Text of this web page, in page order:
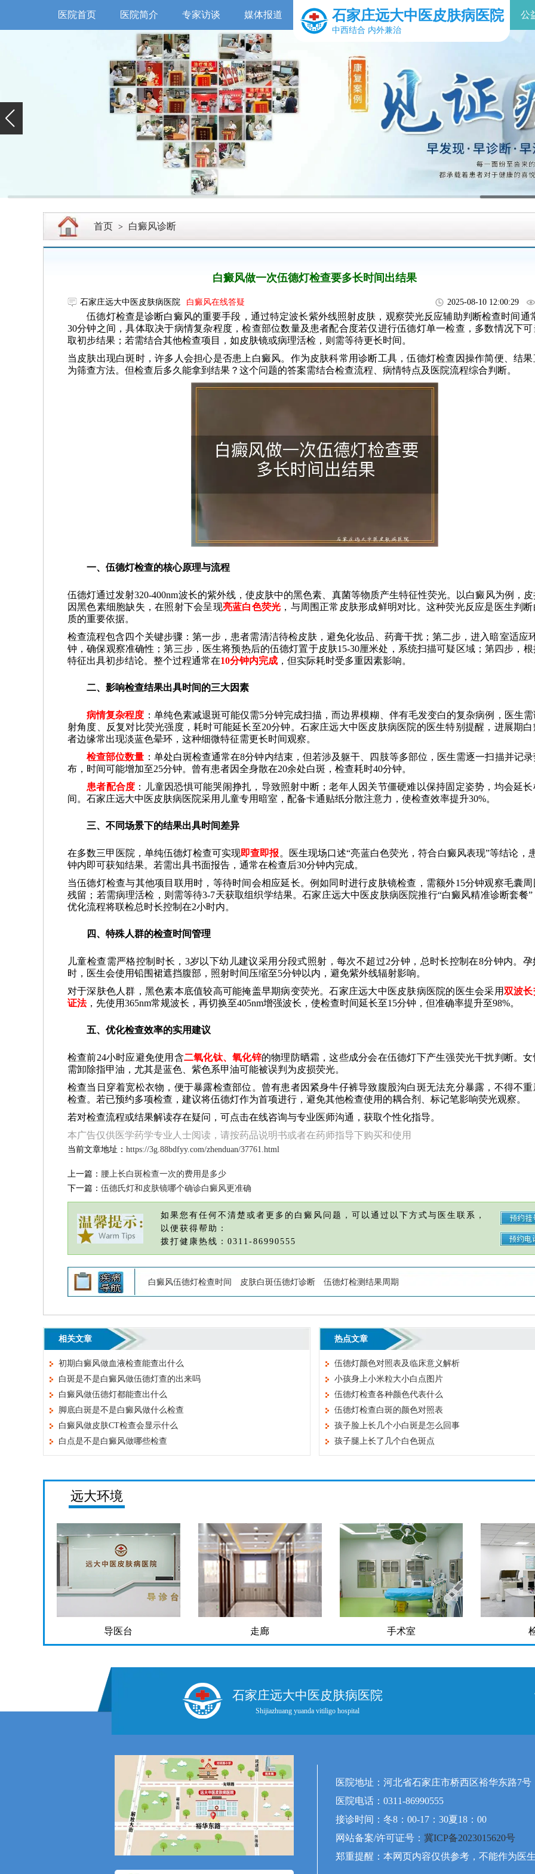
医院首页 医院简介 专家访谈 媒体报道 石家庄远大中医皮肤病医院
中西结合 内外兼治
公
首页 > 白癜风诊断
白癜风做一次伍德灯检查要多长时间出结果
石家庄远大中医皮肤病医院 白癜风在线答疑 2025-08-10 12:00:29
伍德灯检查是诊断白癜风的重要手段，通过特定波长紫外线照射皮肤，观察荧光反应辅助判断检查时间通
30分钟之间，具体取决于病情复杂程度，检查部位数量及患者配合度若仅进行伍德灯单一检查，多数情况下
取初步结果；若需结合其他检查项目，如皮肤镜或病理活检，则需等待更长时间。
当皮肤出现白斑时，许多人会担心是否患上白癜风。作为皮肤科常用诊断工具，伍德灯检查因操作简便、结果
为筛查方法。但检查后多久能拿到结果？这个问题的答案需结合检查流程、病情特点及医院流程综合判断。
一、伍德灯检查的核心原理与流程
伍德灯通过发射320-400nm波长的紫外线，使皮肤中的黑色素、真菌等物质产生特征性荧光。以白癜风为例，
因黑色素细胞缺失，在照射下会呈现亮蓝白色荧光 ，与周围正常皮肤形成鲜明对比。这种荧光反应是医生判
质的重要依据。
检查流程包含四个关键步骤：第一步，患者需清洁待检皮肤，避免化妆品、药膏干扰；第二步，进入暗室适应
钟，确保观察准确性；第三步，医生将预热后的伍德灯置于皮肤15-30厘米处，系统扫描可疑区域；第四步，
特征出具初步结论。整个过程通常在10分钟内完成 ，但实际耗时受多重因素影响。
二、影响检查结果出具时间的三大因素
病情复杂程度 ：单纯色素减退斑可能仅需5分钟完成扫描，而边界模糊、伴有毛发变白的复杂病例，医生
射角度、反复对比荧光强度，耗时可能延长至20分钟。石家庄远大中医皮肤病医院的医生特别提醒，进展期
者边缘常出现淡蓝色晕环，这种细微特征需更长时间观察。
检查部位数量 ：单处白斑检查通常在8分钟内结束，但若涉及躯干、四肢等多部位，医生需逐一扫描并记
布，时间可能增加至25分钟。曾有患者因全身散在20余处白斑，检查耗时40分钟。
患者配合度 ：儿童因恐惧可能哭闹挣扎，导致照射中断；老年人因关节僵硬难以保持固定姿势，均会延
间。石家庄远大中医皮肤病医院采用儿童专用暗室，配备卡通贴纸分散注意力，使检查效率提升30%。
三、不同场景下的结果出具时间差异
在多数三甲医院，单纯伍德灯检查可实现即查即报 。医生现场口述“亮蓝白色荧光，符合白癜风表现”等结论，
钟内即可获知结果。若需出具书面报告，通常在检查后30分钟内完成。
当伍德灯检查与其他项目联用时，等待时间会相应延长。例如同时进行皮肤镜检查，需额外15分钟观察毛囊
残留；若需病理活检，则需等待3-7天获取组织学结果。石家庄远大中医皮肤病医院推行“白癜风精准诊断套餐
优化流程将联检总时长控制在2小时内。
四、特殊人群的检查时间管理
儿童检查需严格控制时长，3岁以下幼儿建议采用分段式照射，每次不超过2分钟，总时长控制在8分钟内。孕
时，医生会使用铅围裙遮挡腹部，照射时间压缩至5分钟以内，避免紫外线辐射影响。
对于深肤色人群，黑色素本底值较高可能掩盖早期病变荧光。石家庄远大中医皮肤病医院的医生会采用双波
证法，先使用365nm常规波长，再切换至405nm增强波长，使检查时间延长至15分钟，但准确率提升至98%。
五、优化检查效率的实用建议
检查前24小时应避免使用含二氧化钛、氧化锌的物理防晒霜，这些成分会在伍德灯下产生强荧光干扰判断。女
需卸除指甲油，尤其是蓝色、紫色系甲油可能被误判为皮损荧光。
检查当日穿着宽松衣物，便于暴露检查部位。曾有患者因紧身牛仔裤导致腹股沟白斑无法充分暴露，不得不重
检查。若已预约多项检查，建议将伍德灯作为首项进行，避免其他检查使用的耦合剂、标记笔影响荧光观察。
若对检查流程或结果解读存在疑问，可点击在线咨询与专业医师沟通，获取个性化指导。
本广告仅供医学药学专业人士阅读，请按药品说明书或者在药师指导下购买和使用
当前文章地址： https://3g.88bdfyy.com/zhenduan/37761.html
上一篇： 腰上长白斑检查一次的费用是多少
下一篇： 伍德氏灯和皮肤镜哪个确诊白癜风更准确
如果您有任何不清楚或者更多的白癜风问题，可以通过以下方式与医生联系，
以便获得帮助：
拨打健康热线：0311-86990555
白癜风伍德灯检查时间 皮肤白斑伍德灯诊断 伍德灯检测结果周期
相关文章
初期白癜风做血液检查能查出什么
白斑是不是白癜风做伍德灯查的出来吗
白癜风做伍德灯都能查出什么
脚底白斑是不是白癜风做什么检查
白癜风做皮肤CT检查会显示什么
白点是不是白癜风做哪些检查
热点文章
伍德灯颜色对照表及临床意义解析
小孩身上小米粒大小白点图片
伍德灯检查各种颜色代表什么
伍德灯检查白斑的颜色对照表
孩子脸上长几个小白斑是怎么回事
孩子腿上长了几个白色斑点
远大环境
导医台 走廊 手术室
石家庄远大中医皮肤病医院
Shijiazhuang yuanda vitiligo hospital
医院地址：河北省石家庄市桥西区裕华东路7号
医院电话：0311-86990555
接诊时间：冬8：00-17：30夏18：00
网站备案/许可证号： 冀ICP备2023015620号
郑重提醒：本网页内容仅供参考，不能作为医